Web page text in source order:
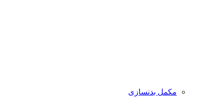
مکمل بدنسازی